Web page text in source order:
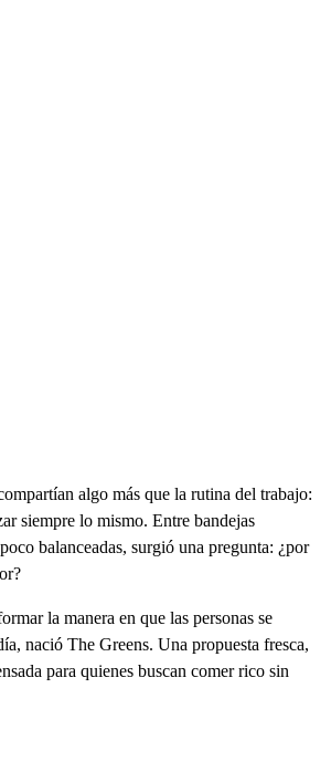
algo más que la rutina del trabajo:
siempre lo mismo. Entre bandejas
balanceadas, surgió una pregunta: ¿por
la manera en que las personas se
nació The Greens. Una propuesta fresca,
para quienes buscan comer rico sin